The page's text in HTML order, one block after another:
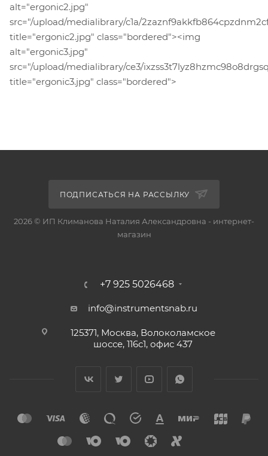
alt="ergonic2.jpg"
src="/upload/medialibrary/c1a/
title="ergonic2.jpg" class="bordered"><img
alt="ergonic3.jpg"
src="/upload/medialibrary/ce3/
title="ergonic3.jpg" class="bordered">
ПОДПИСАТЬСЯ НА РАССЫЛКУ
2026 © ИП Климанова Наталия Александровна - интернет-
магазин
+7 925 5026468
info@instrumentsnab.ru
125371, Москва, Волоколамское
шоссе, 116с1, офис 437